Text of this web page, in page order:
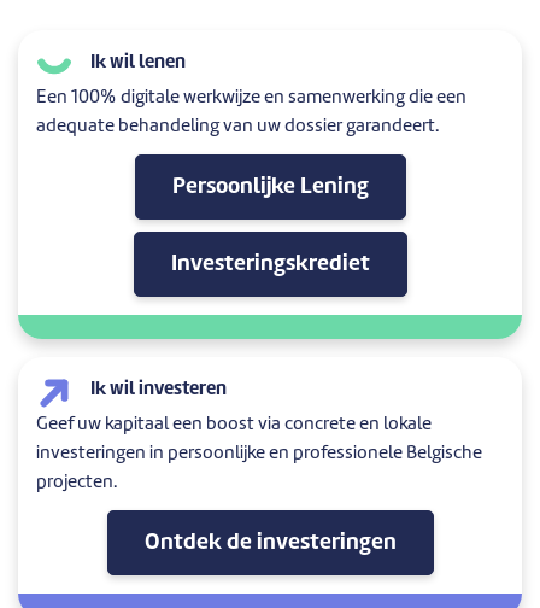
Ik wil lenen
Een 100% digitale werkwijze en samenwerking die een
adequate behandeling van uw dossier garandeert.
Persoonlijke Lening
Investeringskrediet
Ik wil investeren
Geef uw kapitaal een boost via concrete en lokale
investeringen in persoonlijke en professionele Belgische
projecten.
Ontdek de investeringen